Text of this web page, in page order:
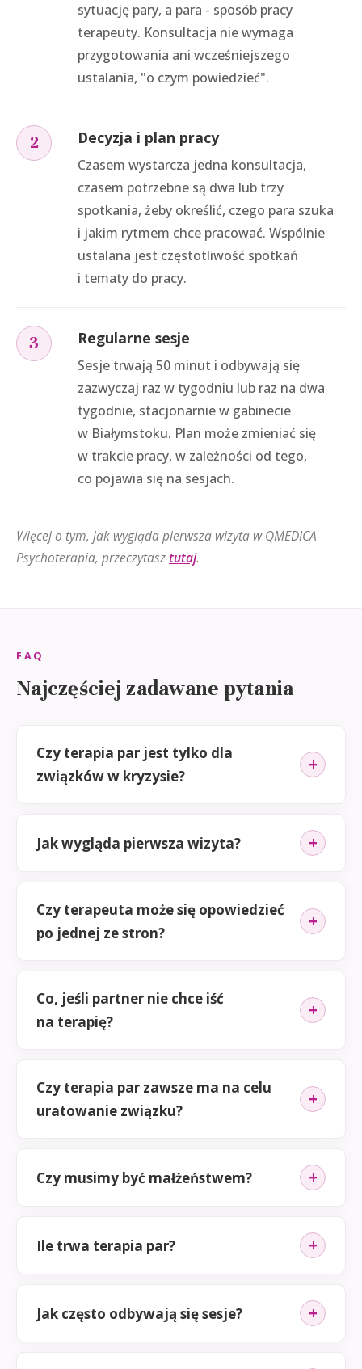
sytuację pary, a para - sposób pracy
terapeuty. Konsultacja nie wymaga
przygotowania ani wcześniejszego
ustalania, "o czym powiedzieć".
2 Decyzja i plan pracy
Czasem wystarcza jedna konsultacja,
czasem potrzebne są dwa lub trzy
spotkania, żeby określić, czego para szuka
i jakim rytmem chce pracować. Wspólnie
ustalana jest częstotliwość spotkań
i tematy do pracy.
3 Regularne sesje
Sesje trwają 50 minut i odbywają się
zazwyczaj raz w tygodniu lub raz na dwa
tygodnie, stacjonarnie w gabinecie
w Białymstoku. Plan może zmieniać się
w trakcie pracy, w zależności od tego,
co pojawia się na sesjach.
Więcej o tym, jak wygląda pierwsza wizyta w QMEDICA
Psychoterapia, przeczytasztutaj.
FAQ
Najczęściej zadawane pytania
Czy terapia par jest tylko dla
związków w kryzysie?
Jak wygląda pierwsza wizyta?
Czy terapeuta może się opowiedzieć
po jednej ze stron?
Co, jeśli partner nie chce iść
na terapię?
Czy terapia par zawsze ma na celu
uratowanie związku?
Czy musimy być małżeństwem?
Ile trwa terapia par?
Jak często odbywają się sesje?